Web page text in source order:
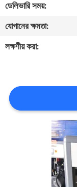
নিয়ন্ত্রণ
আমাদের
যোগাযোগ
খবর
ডেলিভারি সময়:
যোগানের ক্ষমতা:
লক্ষণীয় করা: